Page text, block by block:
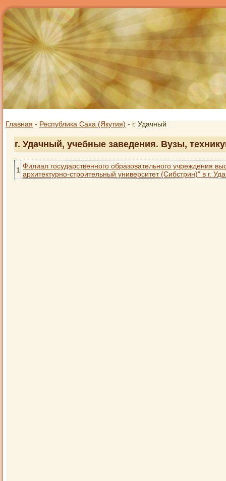
Главная - Республика Саха (Якутия) - г. Удачный
г. Удачный, учебные заведения. Вузы,
1 Филиал государственного образовательного учреждения
архитектурно-строительный университет (Сибстрин)" в г.